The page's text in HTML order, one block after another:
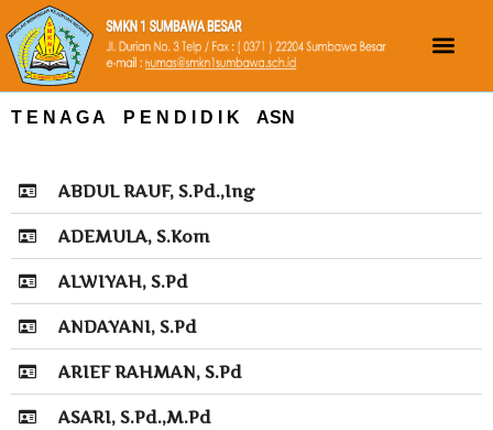
T E N A G A P E N D I D I K ASN
ABDUL RAUF, S.Pd.,Ing
ADEMULA, S.Kom
ALWIYAH, S.Pd
ANDAYANI, S.Pd
ARIEF RAHMAN, S.Pd
ASARI, S.Pd.,M.Pd